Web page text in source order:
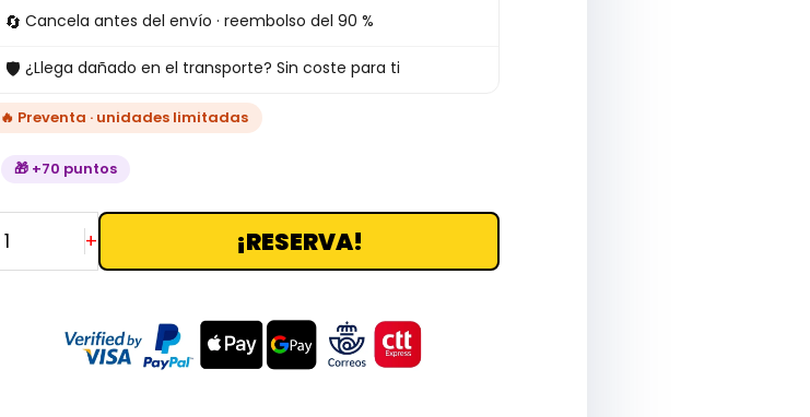
🔄 Cancela antes del envío · reembolso del 90 %
🛡 ¿Llega dañado en el transporte? Sin coste para ti
🔥 Preventa · unidades limitadas
🎁 +70 puntos
Bundle
Elemental
cantidad
+ ¡RESERVA!